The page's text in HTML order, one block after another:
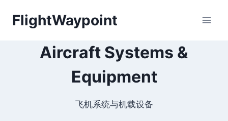
FlightWaypoint
Aircraft Systems &
Equipment
飞机系统与机载设备